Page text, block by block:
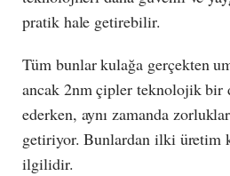
pratik hale getirebilir.
Tüm bunlar kulağa gerçekten
ancak 2nm çipler teknolojik bir
ederken, aynı zamanda
getiriyor. Bunlardan ilki üretim
ilgilidir.